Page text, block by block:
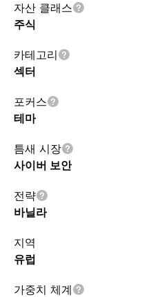
자산 클래스
주식
카테고리
섹터
포커스
테마
틈새 시장
사이버 보안
전략
바닐라
지역
유럽
가중치 체계